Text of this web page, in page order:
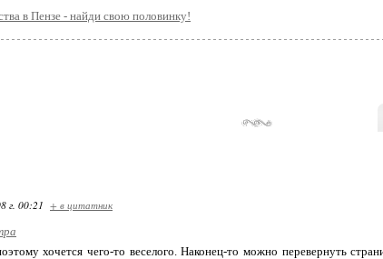
в Пензе - найди свою половинку!
г. 00:21 + в цитатник
хочется чего-то веселого. Наконец-то можно перевернуть